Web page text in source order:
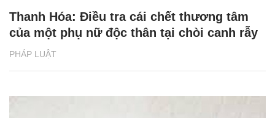
PHÁP LUẬT
Thanh Hóa: Điều tra cái chết thương tâm
của một phụ nữ độc thân tại chòi canh rẫy